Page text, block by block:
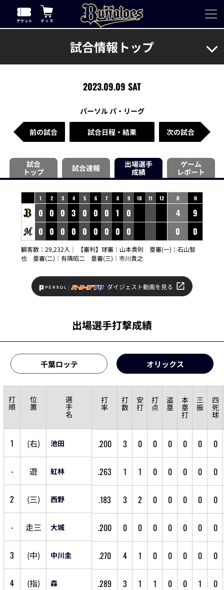
試合情報トップ
2023.09.09 SAT
パーソル パ・リーグ
前の試合 試合日程・結果 次の試合
試合
トップ
試合速報
出場選手
成績
ゲーム
レポート
1 2 3 4 5 6 7 8 9 10 11 12
0 0 0 3 0 0 0 1
0
0 0 0 0 0 0 0 0 0
R H
4
9
0
0
観客数：29,232人｜ 【審判】球審： 山本貴則 塁審(一)： 石山智
也 塁審(二)： 有隅昭二 塁審(三)： 市川貴之
ダイジェスト動画を見る
出場選手打撃成績
千葉ロッテ オリックス
打
順
位
置
選
手
名
打
率
打
数
安
打
打
点
盗
塁
本
塁
打
三
振
四
死
球
1 (右) 池田 .200 3 0 0 0 0 0 0
- 遊 紅林 .263 1 1 0 0 0 0 0
2 (三) 西野 .183 3 2 0 0 0 0 0
- 走三 大城 .200 0 0 0 0 0 0 0
3 (中) 中川圭 .270 4 1 0 0 0 0 0
4 (指) 森 .289 3 1 1 0 0 1 0